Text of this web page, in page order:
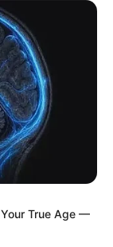
True Age —